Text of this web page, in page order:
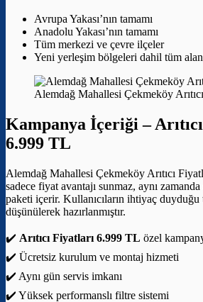
Avrupa Yakası’nın tamamı
Anadolu Yakası’nın tamamı
Tüm merkezi ve çevre ilçeler
Yeni yerleşim bölgeleri dahil tüm
Alemdağ Mahallesi Çekmeköy
Kampanya İçeriği –
6.999 TL
Alemdağ Mahallesi Çekmeköy Arıtıcı
sadece fiyat avantajı sunmaz, aynı
paketi içerir. Kullanıcıların ihtiyaç
düşünülerek hazırlanmıştır.
✔️ Arıtıcı Fiyatları 6.999 TL özel
✔️ Ücretsiz kurulum ve montaj hizmeti
✔️ Aynı gün servis imkanı
✔️ Yüksek performanslı filtre sistemi